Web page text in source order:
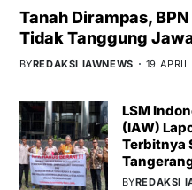
Tanah Dirampas,
Tidak Tanggung
BYREDAKSI IAWNEWS 19
LSM
(IAW)
Terbitnya
BYREDAKSI